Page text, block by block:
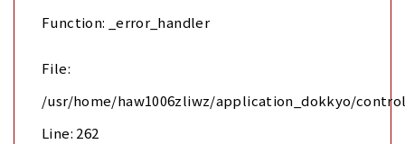
Function: _error_handler
File:
/usr/home/haw1006zliwz/application_dokkyo/
Line: 262